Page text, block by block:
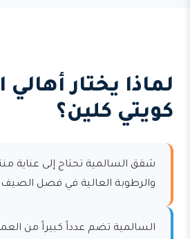
لماذا يختار
كويتي كلين؟
شقق السالمية تحتاج إلى عناية
والرطوبة العالية في فصل الصيف
السالمية تضم عدداً كبيراً من